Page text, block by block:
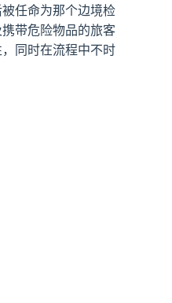
任命为那个边境检
带危险物品的旅客
同时在流程中不时